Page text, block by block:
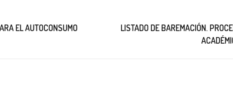
EL AUTOCONSUMO
LISTADO DE BAREMACIÓN.